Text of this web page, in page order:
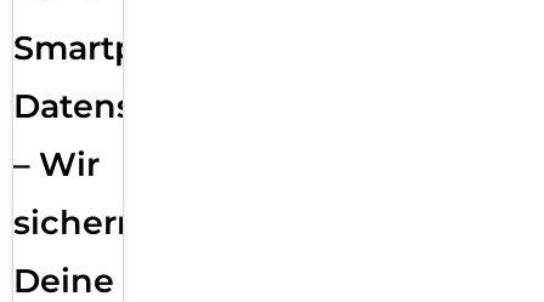
Smartphone
Datensicherung
– Wir
sichern
Deine